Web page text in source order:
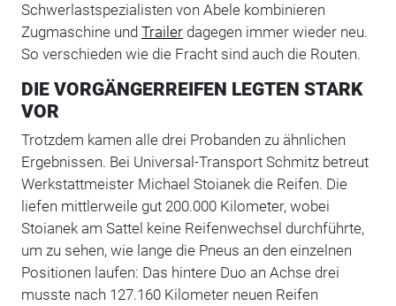
Schwerlastspezialisten von Abele kombinieren
Zugmaschine und Trailerdagegen immer wieder neu.
So verschieden wie die Fracht sind auch die Routen.
DIE VORGÄNGERREIFEN LEGTEN STARK
VOR
Trotzdem kamen alle drei Probanden zu ähnlichen
Ergebnissen. Bei Universal-Transport Schmitz betreut
Werkstattmeister Michael Stoianek die Reifen. Die
liefen mittlerweile gut 200.000 Kilometer, wobei
Stoianek am Sattel keine Reifenwechsel durchführte,
um zu sehen, wie lange die Pneus an den einzelnen
Positionen laufen: Das hintere Duo an Achse drei
musste nach 127.160 Kilometer neuen Reifen